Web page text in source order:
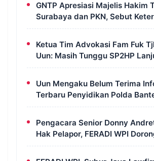
GNTP Apresiasi Majelis Hakim
Surabaya dan PKN, Sebut
Informasi Jadi Instrumen
Ketua Tim Advokasi Fam Fuk
Uun: Masih Tunggu SP2HP
Banten
Uun Mengaku Belum Terima
Terbaru Penyidikan Polda
Transparansi Perkara
Pengacara Senior Donny
Hak Pelapor, FERADI WPI
Transparansi Perkara Uun